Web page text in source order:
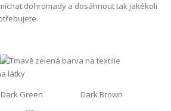
dohromady a dosáhnout tak jakékoli
Green Dark Brown